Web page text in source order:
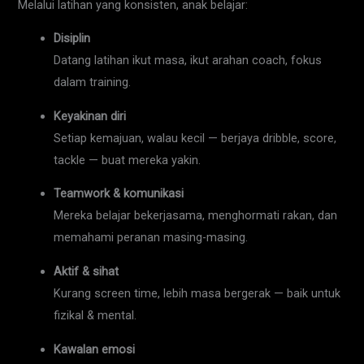
Melalui latihan yang konsisten, anak belajar:
Disiplin
Datang latihan ikut masa, ikut arahan coach, fokus
dalam training.
Keyakinan diri
Setiap kemajuan, walau kecil — berjaya dribble, score,
tackle — buat mereka yakin.
Teamwork & komunikasi
Mereka belajar bekerjasama, menghormati rakan, dan
memahami peranan masing-masing.
Aktif & sihat
Kurang screen time, lebih masa bergerak — baik untuk
fizikal & mental.
Kawalan emosi